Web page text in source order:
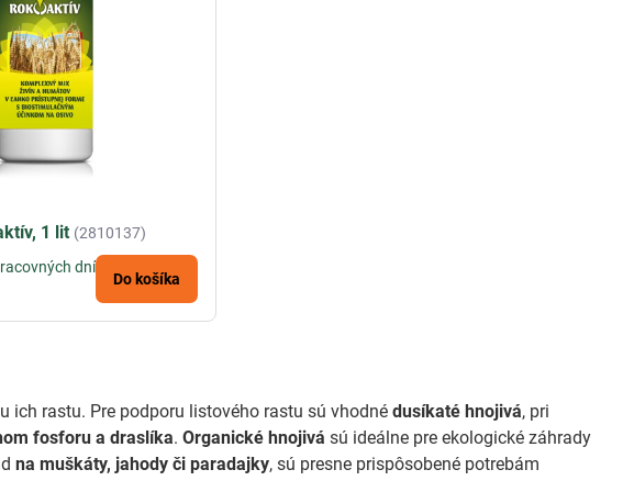
1 lit (2810137)
dní
Do košíka
ich rastu. Pre podporu listového rastu sú vhodnédusíkaté hnojivá, pri
fosforu a draslíka.Organické hnojivá sú ideálne pre ekologické záhrady
na muškáty, jahody či paradajky, sú presne prispôsobené potrebám